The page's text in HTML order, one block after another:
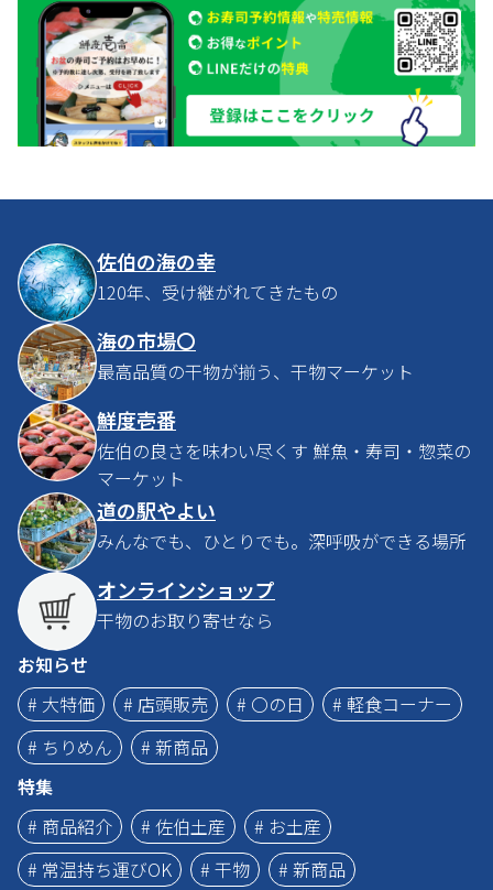
佐伯の海の幸
120年、受け継がれてきたもの
海の市場〇
最高品質の干物が揃う、干物マーケット
鮮度壱番
佐伯の良さを味わい尽くす 鮮魚・寿司・惣菜の
マーケット
道の駅やよい
みんなでも、ひとりでも。深呼吸ができる場所
オンラインショップ
干物のお取り寄せなら
お知らせ
# 大特価
# 店頭販売 # 〇の日
# 軽食コーナー
# ちりめん
# 新商品
特集
# 商品紹介
# 佐伯土産
# お土産
# 常温持ち運びOK
# 干物 # 新商品